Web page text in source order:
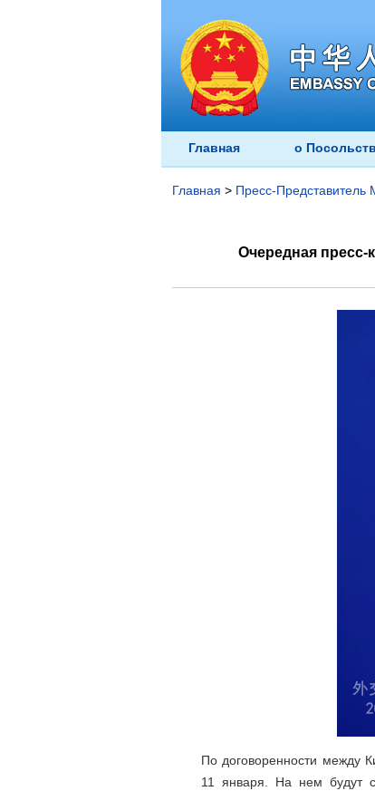
Главная о
Главная > Пресс-
Очередная пресс-
По договоренности между
11 января. На нем будут